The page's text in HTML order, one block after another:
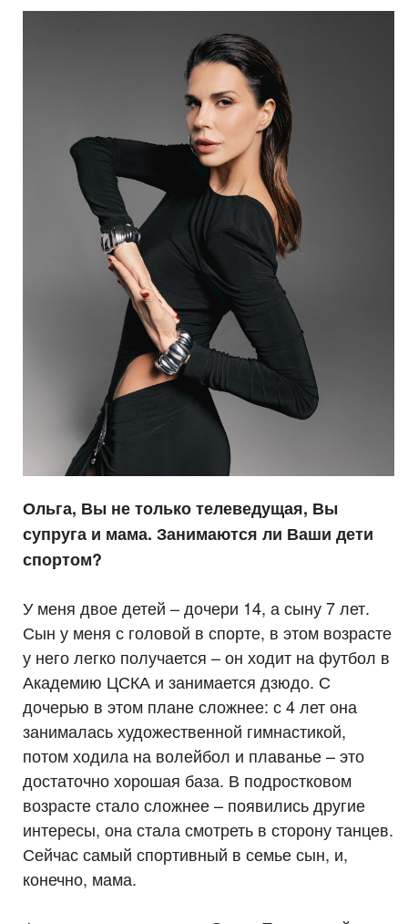
Ольга, Вы не только телеведущая, Вы
супруга и мама. Занимаются ли Ваши дети
спортом?
У меня двое детей – дочери 14, а сыну 7 лет.
Сын у меня с головой в спорте, в этом возрасте
у него легко получается – он ходит на футбол в
Академию ЦСКА и занимается дзюдо. С
дочерью в этом плане сложнее: с 4 лет она
занималась художественной гимнастикой,
потом ходила на волейбол и плаванье – это
достаточно хорошая база. В подростковом
возрасте стало сложнее – появились другие
интересы, она стала смотреть в сторону танцев.
Сейчас самый спортивный в семье сын, и,
конечно, мама.